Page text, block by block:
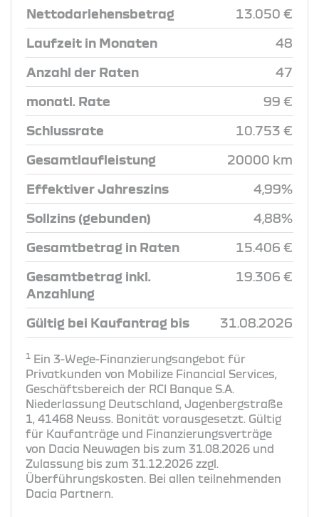
Nettodarlehensbetrag 13.050 €
Laufzeit in Monaten 48
Anzahl der Raten 47
monatl. Rate 99 €
Schlussrate 10.753 €
Gesamtlaufleistung 20000 km
Effektiver Jahreszins 4,99%
Sollzins (gebunden) 4,88%
Gesamtbetrag in Raten 15.406 €
Gesamtbetrag inkl.
Anzahlung
19.306 €
Gültig bei Kaufantrag bis 31.08.2026
1 Ein 3-Wege-Finanzierungsangebot für
Privatkunden von Mobilize Financial Services,
Geschäftsbereich der RCI Banque S.A.
Niederlassung Deutschland, Jagenbergstraße
1, 41468 Neuss. Bonität vorausgesetzt. Gültig
für Kaufanträge und Finanzierungsverträge
von Dacia Neuwagen bis zum 31.08.2026 und
Zulassung bis zum 31.12.2026 zzgl.
Überführungskosten. Bei allen teilnehmenden
Dacia Partnern.